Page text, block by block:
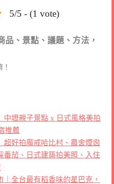
5/5 - (1 vote)
品、景點、議題、方法，
中壢親子景點 x 日式風格美拍
推薦
超好拍魔戒哈比村、農舍煙囪
番茄、日式建築拍美照、入住
全台最有稻香味的星巴克，